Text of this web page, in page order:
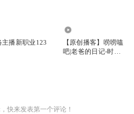
主播新职业123
【原创播客】唠唠嗑
吧|老爸的日记-时间
快来发表第一个评论！